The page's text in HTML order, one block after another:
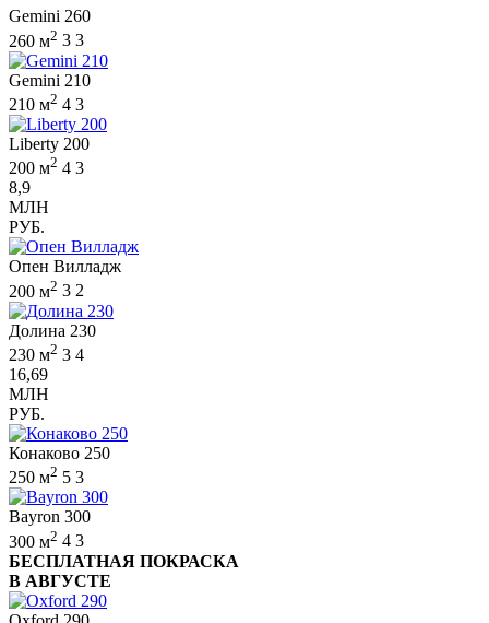
Gemini 260
260 м2 3 3
Gemini 210
210 м2 4 3
Liberty 200
200 м2 4 3
8,9
МЛН
РУБ.
Опен Вилладж
200 м2 3 2
Долина 230
230 м2 3 4
16,69
МЛН
РУБ.
Конаково 250
250 м2 5 3
Bayron 300
300 м2 4 3
БЕСПЛАТНАЯ ПОКРАСКА
В АВГУСТЕ